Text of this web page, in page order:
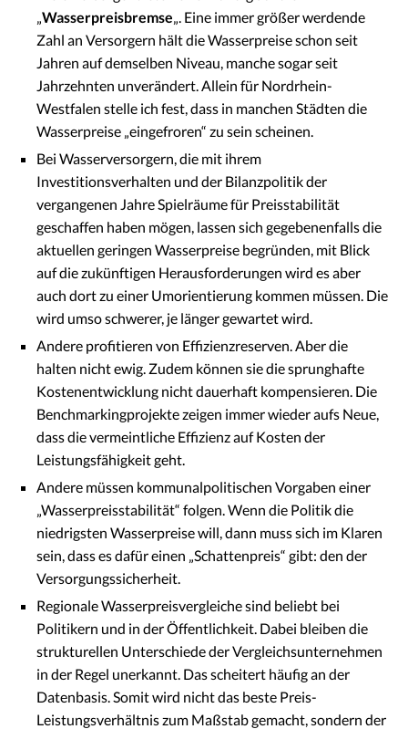
„Wasserpreisbremse„. Eine immer größer werdende
Zahl an Versorgern hält die Wasserpreise schon seit
Jahren auf demselben Niveau, manche sogar seit
Jahrzehnten unverändert. Allein für Nordrhein-
Westfalen stelle ich fest, dass in manchen Städten die
Wasserpreise „eingefroren“ zu sein scheinen.
Bei Wasserversorgern, die mit ihrem
Investitionsverhalten und der Bilanzpolitik der
vergangenen Jahre Spielräume für Preisstabilität
geschaffen haben mögen, lassen sich gegebenenfalls die
aktuellen geringen Wasserpreise begründen, mit Blick
auf die zukünftigen Herausforderungen wird es aber
auch dort zu einer Umorientierung kommen müssen. Die
wird umso schwerer, je länger gewartet wird.
Andere profitieren von Effizienzreserven. Aber die
halten nicht ewig. Zudem können sie die sprunghafte
Kostenentwicklung nicht dauerhaft kompensieren. Die
Benchmarkingprojekte zeigen immer wieder aufs Neue,
dass die vermeintliche Effizienz auf Kosten der
Leistungsfähigkeit geht.
Andere müssen kommunalpolitischen Vorgaben einer
„Wasserpreisstabilität“ folgen. Wenn die Politik die
niedrigsten Wasserpreise will, dann muss sich im Klaren
sein, dass es dafür einen „Schattenpreis“ gibt: den der
Versorgungssicherheit.
Regionale Wasserpreisvergleiche sind beliebt bei
Politikern und in der Öffentlichkeit. Dabei bleiben die
strukturellen Unterschiede der Vergleichsunternehmen
in der Regel unerkannt. Das scheitert häufig an der
Datenbasis. Somit wird nicht das beste Preis-
Leistungsverhältnis zum Maßstab gemacht, sondern der